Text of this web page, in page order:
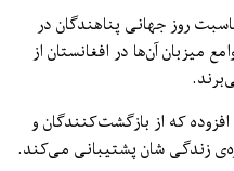
۳۰ جوزا) به مناسبت روز جهانی پناهندگان در
میزبان‌ آن‌ها در افغانستان از
که از بازگشت‌کنندگان و
زندگی شان پشتیبانی می‌کند.